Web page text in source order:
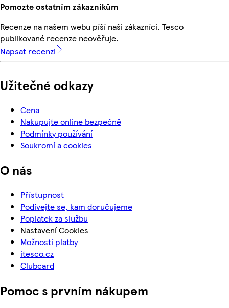
Pomozte ostatním zákazníkům
Recenze na našem webu píší naši zákazníci. Tesco
publikované recenze neověřuje.
Napsat recenzi
Užitečné odkazy
Cena
Nakupujte online bezpečně
Podmínky používání
Soukromí a cookies
O nás
Přístupnost
Podívejte se, kam doručujeme
Poplatek za službu
Nastavení Cookies
Možnosti platby
itesco.cz
Clubcard
Pomoc s prvním nákupem